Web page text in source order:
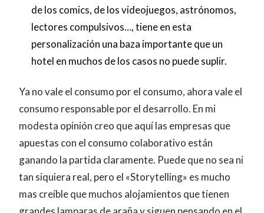
de los comics, de los videojuegos, astrónomos,
lectores compulsivos…, tiene en esta
personalización una baza importante que un
hotel en muchos de los casos no puede suplir.
Ya no vale el consumo por el consumo, ahora vale el
consumo responsable por el desarrollo. En mi
modesta opinión creo que aquí las empresas que
apuestas con el consumo colaborativo están
ganando la partida claramente. Puede que no sea ni
tan siquiera real, pero el «Storytelling» es mucho
mas creíble que muchos alojamientos que tienen